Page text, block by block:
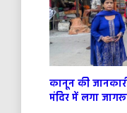
कानून की
मंदिर में लगा